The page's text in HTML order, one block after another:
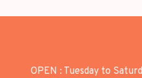
OPEN : Tuesday to